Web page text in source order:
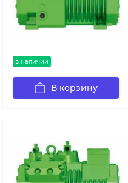
в наличии
В корзину